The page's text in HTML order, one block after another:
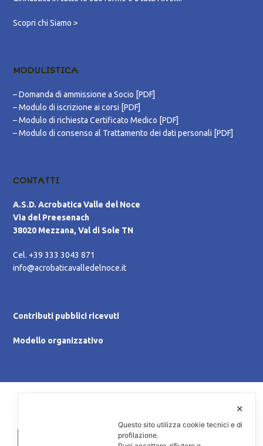
Scopri chi Siamo >
MODULISTICA
–Domanda di ammissione a Socio [PDF]
–Modulo di iscrizione ai corsi [PDF]
–Modulo di richiesta Certificato Medico [PDF]
–Modulo di consenso al Trattamento dei dati personali [PDF]
CONTATTI
A.S.D. Acrobatica Valle del Noce
Via del Preesenach
38020 Mezzana, Val di Sole TN
Cel. +39 333 3043 871
info@acrobaticavalledelnoce.it
Contributi pubblici ricevuti
Modello organizzativo
✕
Questo sito utilizza cookie tecnici e di
profilazione.